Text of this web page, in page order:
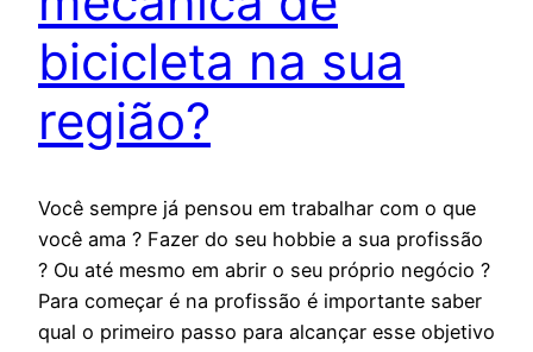
bicicleta na sua
região?
Você sempre já pensou em trabalhar com o que
você ama ? Fazer do seu hobbie a sua profissão
? Ou até mesmo em abrir o seu próprio negócio ?
Para começar é na profissão é importante saber
qual o primeiro passo para alcançar esse objetivo